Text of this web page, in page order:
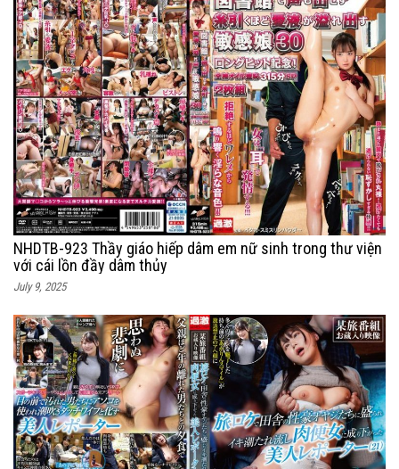
NHDTB-923 Thầy giáo hiếp dâm em nữ sinh trong thư viện
với cái lồn đầy dâm thủy
July 9, 2025